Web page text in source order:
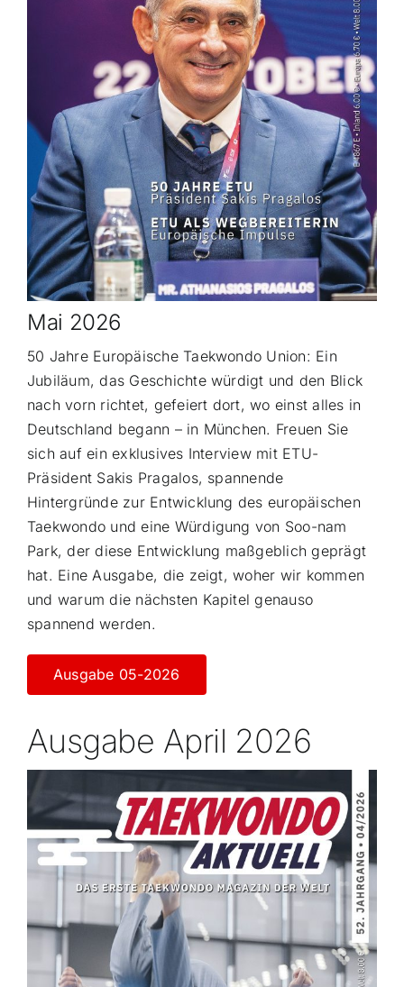
Mai 2026
50 Jahre Europäische Taekwondo Union: Ein
Jubiläum, das Geschichte würdigt und den Blick
nach vorn richtet, gefeiert dort, wo einst alles in
Deutschland begann – in München. Freuen Sie
sich auf ein exklusives Interview mit ETU-
Präsident Sakis Pragalos, spannende
Hintergründe zur Entwicklung des europäischen
Taekwondo und eine Würdigung von Soo-nam
Park, der diese Entwicklung maßgeblich geprägt
hat. Eine Ausgabe, die zeigt, woher wir kommen
und warum die nächsten Kapitel genauso
spannend werden.
Ausgabe 05-2026
Ausgabe April 2026